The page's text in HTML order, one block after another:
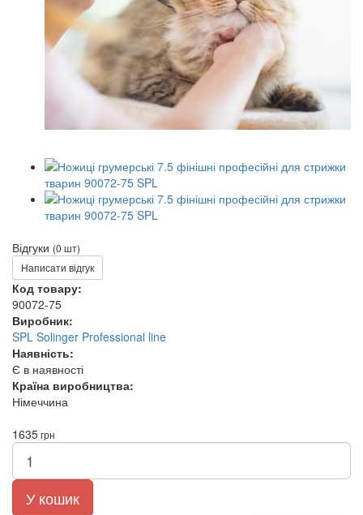
Відгуки (0 шт)
Написати відгук
Код товару:
90072-75
Виробник:
SPL Solinger Professional line
Наявність:
Є в наявності
Країна виробництва:
Німеччина
1635грн
У кошик